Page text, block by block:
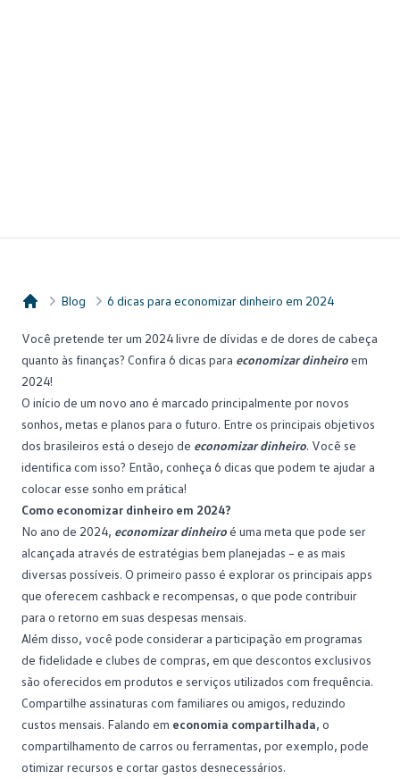
Blog 6 dicas para economizar dinheiro em 2024
Você pretende ter um 2024 livre de dívidas e de dores de cabeça
quanto às finanças? Confira 6 dicas para economizar dinheiroem
2024!
O início de um novo ano é marcado principalmente por novos
sonhos, metas e planos para o futuro. Entre os principais objetivos
dos brasileiros está o desejo de economizar dinheiro. Você se
identifica com isso? Então, conheça 6 dicas que podem te ajudar a
colocar esse sonho em prática!
Como economizar dinheiro em 2024?
No ano de 2024, economizar dinheiroé uma meta que pode ser
alcançada através de estratégias bem planejadas – e as mais
diversas possíveis. O primeiro passo é explorar os principais apps
que oferecem cashback e recompensas, o que pode contribuir
para o retorno em suas despesas mensais.
Além disso, você pode considerar a participação em programas
de fidelidade e clubes de compras, em que descontos exclusivos
são oferecidos em produtos e serviços utilizados com frequência.
Compartilhe assinaturas com familiares ou amigos, reduzindo
custos mensais. Falando em economia compartilhada, o
compartilhamento de carros ou ferramentas, por exemplo, pode
otimizar recursos e cortar gastos desnecessários.